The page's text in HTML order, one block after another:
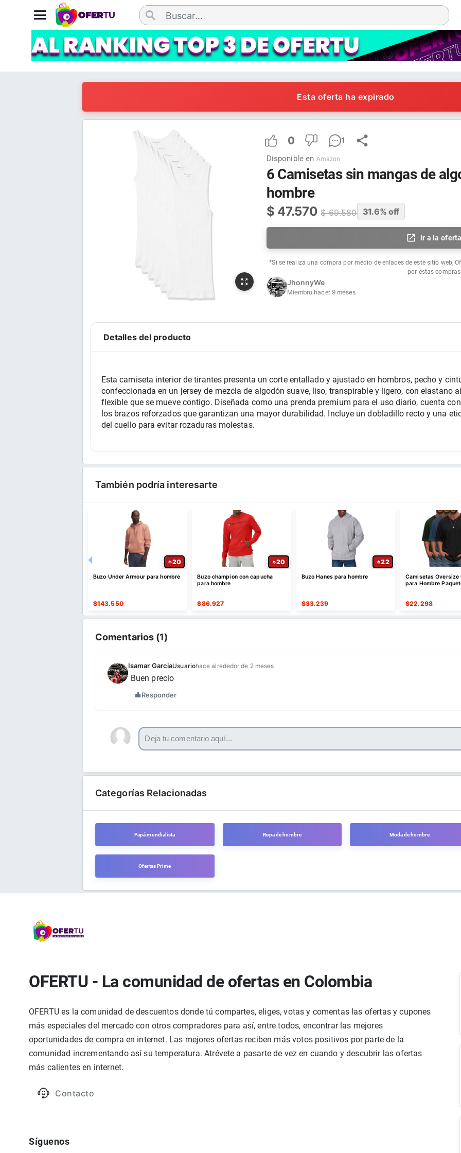
Esta oferta ha expirado
0 1
Disponible en Amazon
6 Camisetas sin mangas de
hombre
$ 47.570 $69.580 31.6% off
ir a la
*Si se realiza una compra por medio de enlaces de este sitio web,
por estas
JhonnyWe
Miembro hace: 9 meses
Detalles del producto
Esta camiseta interior de tirantes presenta un corte entallado y ajustado en hombros, pecho y
confeccionada en un jersey de mezcla de algodón suave, liso, transpirable y ligero, con elastano
flexible que se mueve contigo. Diseñada como una prenda premium para el uso diario, cuenta
los brazos reforzados que garantizan una mayor durabilidad. Incluye un dobladillo recto y una
del cuello para evitar rozaduras molestas.
También podría interesarte
20
Buzo Under Armour para hombre
$143.550
20
Buzo champion con capucha
para hombre
$86.927
22
Buzo Hanes para hombre
$33.239
Camisetas Oversize
para Hombre
$22.298
Comentarios (1)
Isamar GarciaUsuariohace alrededor de 2 meses
Buen precio
Responder
Categorías Relacionadas
Papá mundialista Ropa de hombre Moda de hombre
Ofertas Prime
OFERTU - La comunidad de ofertas en Colombia
OFERTU es la comunidad de descuentos donde tú compartes, eliges, votas y comentas las ofertas y cupones
más especiales del mercado con otros compradores para así, entre todos, encontrar las mejores
oportunidades de compra en internet. Las mejores ofertas reciben más votos positivos por parte de la
comunidad incrementando así su temperatura. Atrévete a pasarte de vez en cuando y descubrir las ofertas
más calientes en internet.
Contacto
Síguenos